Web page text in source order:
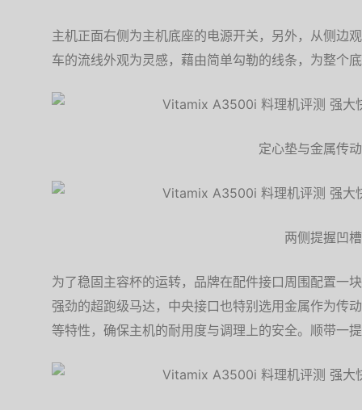
主机正面右侧为主机底座的电源开关，另外，从侧边
车的流线外观为灵感，藉由简单勾勒的线条，为整个
定心垫与金属传
两侧提握凹槽
为了稳固主容杯的运转，品牌在配件接口周围配置一
强劲的超跑级马达，中央接口也特别选用金属作为传
等特性，确保主机的耐用度与调理上的安全。顺带一